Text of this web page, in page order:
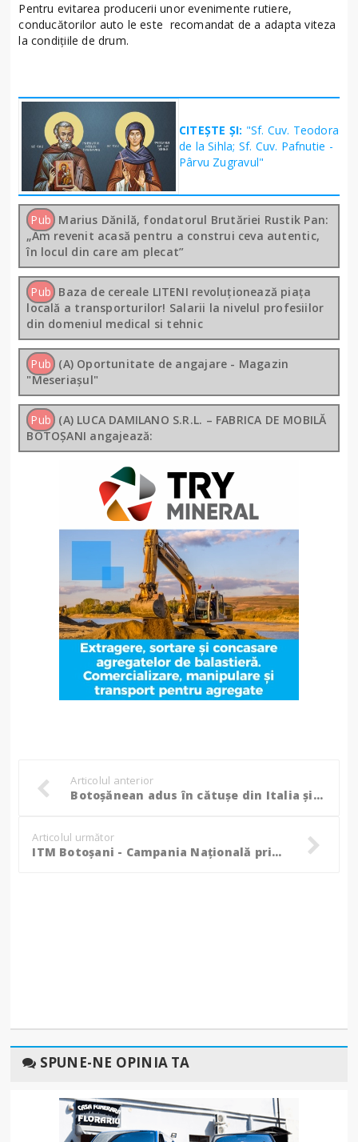
Pentru evitarea producerii unor evenimente rutiere,
conducătorilor auto le este recomandat de a adapta viteza
la condițiile de drum.
CITEȘTE ȘI: "Sf. Cuv. Teodora
de la Sihla; Sf. Cuv. Pafnutie -
Pârvu Zugravul"
Pub Marius Dănilă, fondatorul Brutăriei Rustik Pan:
„Am revenit acasă pentru a construi ceva autentic,
în locul din care am plecat”
Pub Baza de cereale LITENI revoluționează piața
locală a transporturilor! Salarii la nivelul profesiilor
din domeniul medical si tehnic
Pub (A) Oportunitate de angajare - Magazin
"Meseriașul"
Pub (A) LUCA DAMILANO S.R.L. – FABRICA DE MOBILĂ
BOTOȘANI angajează:
Articolul anterior
Botoșănean adus în cătușe din Italia și ”cazat” în penitenciar!
Articolul următor
ITM Botoșani - Campania Națională privind verificarea modului de respectare a actelor normative privind regimul străinilor în România, cu modificările și completările ulterioare!
SPUNE-NE OPINIA TA